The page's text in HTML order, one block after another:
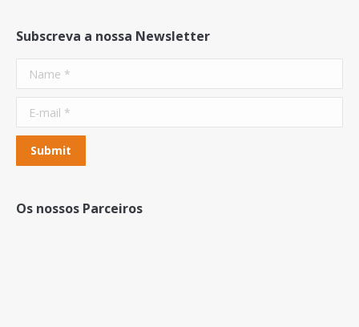
Subscreva a nossa Newsletter
Name *
E-mail *
Submit
Os nossos Parceiros